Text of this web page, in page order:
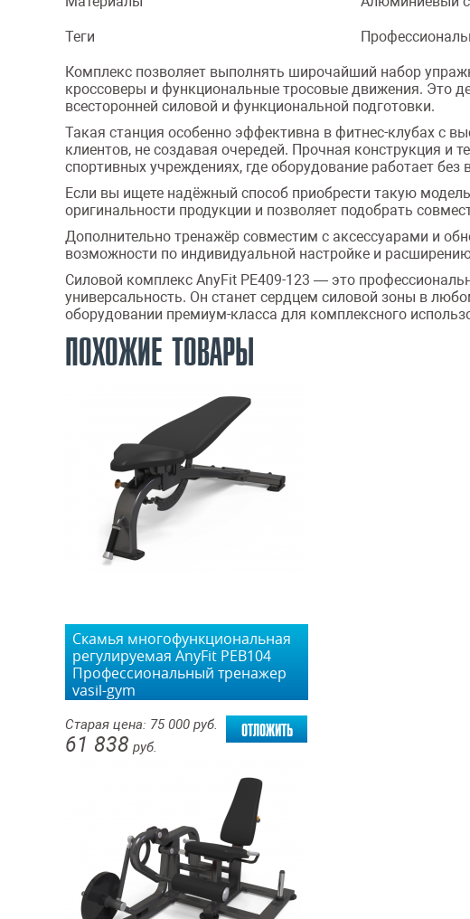
Теги
Комплекс позволяет выполнять широчайший набор
кроссоверы и функциональные тросовые движения. Это
всесторонней силовой и функциональной подготовки.
Такая станция особенно эффективна в фитнес-клубах с
клиентов, не создавая очередей. Прочная конструкция и
спортивных учреждениях, где оборудование работает без
Если вы ищете надёжный способ приобрести такую
оригинальности продукции и позволяет подобрать
Дополнительно тренажёр совместим с аксессуарами и
возможности по индивидуальной настройке и
Силовой комплекс AnyFit PE409-123 — это
универсальность. Он станет сердцем силовой зоны в
оборудовании премиум-класса для комплексного
ПОХОЖИЕ ТОВАРЫ
Скамья многофункциональная
регулируемая AnyFit PEB104
Профессиональный тренажер
vasil-gym
Старая цена: 75 000 руб.
61 838 руб.
отложить